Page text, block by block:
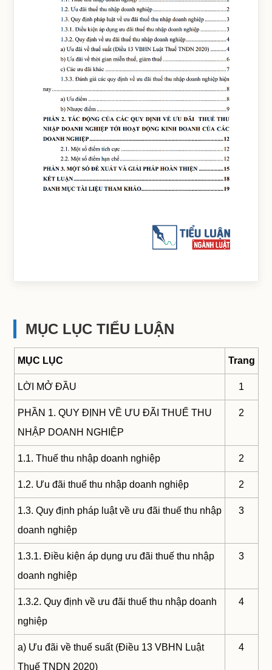
MỤC LỤC TIỂU LUẬN
MỤC LỤC Trang
LỜI MỞ ĐẦU 1
PHẦN 1. QUY ĐỊNH VỀ ƯU ĐÃI THUẾ THU
NHẬP DOANH NGHIỆP
2
1.1. Thuế thu nhập doanh nghiệp 2
1.2. Ưu đãi thuế thu nhập doanh nghiệp 2
1.3. Quy định pháp luật về ưu đãi thuế thu nhập
doanh nghiệp
3
1.3.1. Điều kiện áp dụng ưu đãi thuế thu nhập
doanh nghiệp
3
1.3.2. Quy định về ưu đãi thuế thu nhập doanh
nghiệp
4
a) Ưu đãi về thuế suất (Điều 13 VBHN Luật
Thuế TNDN 2020)
4